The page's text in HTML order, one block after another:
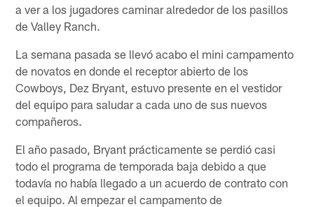
a ver a los jugadores caminar alrededor de los pasillos
de Valley Ranch.
La semana pasada se llevó acabo el mini campamento
de novatos en donde el receptor abierto de los
Cowboys, Dez Bryant, estuvo presente en el vestidor
del equipo para saludar a cada uno de sus nuevos
compañeros.
El año pasado, Bryant prácticamente se perdió casi
todo el programa de temporada baja debido a que
todavía no había llegado a un acuerdo de contrato con
el equipo. Al empezar el campamento de